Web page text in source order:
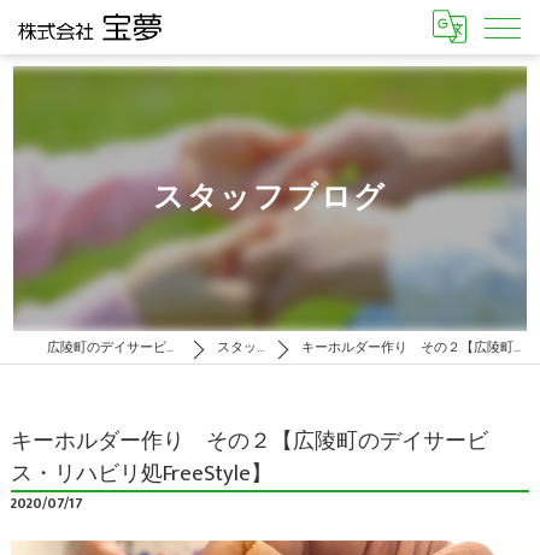
スタッフブログ
広陵町のデイサービスはリハビリ処 FreeStyle スタッフブログ キーホルダー作り その２【広陵町のデイサービス・リハビリ処FreeStyle】
キーホルダー作り その２【広陵町のデイサービ
ス・リハビリ処FreeStyle】
2020/07/17